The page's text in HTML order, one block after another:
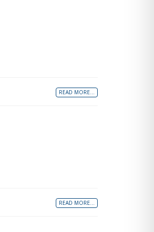
READ MORE...
READ MORE...